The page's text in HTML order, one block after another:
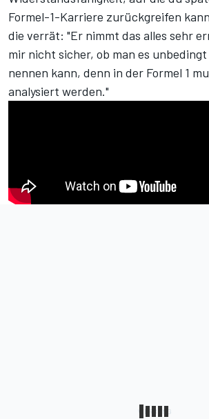
Formel-1-Karriere zurückgreifen
die verrät: "Er nimmt das alles sehr
mir nicht sicher, ob man es
nennen kann, denn in der Formel 1
analysiert werden."